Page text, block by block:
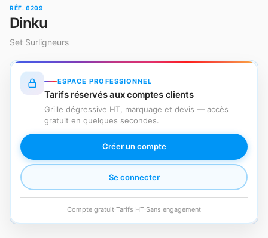
RÉF. 6209
Dinku
Set Surligneurs
ESPACE PROFESSIONNEL
Tarifs réservés aux comptes clients
Grille dégressive HT, marquage et devis — accès
gratuit en quelques secondes.
Créer un compte
Se connecter
Compte gratuit·Tarifs HT·Sans engagement